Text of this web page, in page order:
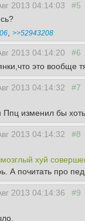
2013 04:14:03 #5
>>52943208
2013 04:14:20 #6
это вообще
2013 04:14:32 #7
Ппц изменил бы
2013 04:14:32 #8
хуй
А почитать про
2013 04:14:36 #9